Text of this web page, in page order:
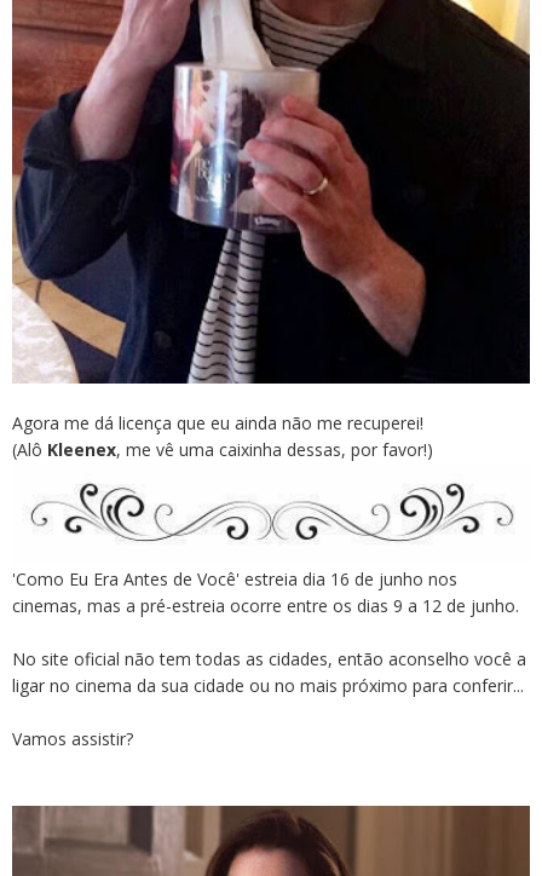
Agora me dá licença que eu ainda não me recuperei!
(Alô Kleenex, me vê uma caixinha dessas, por favor!)
'Como Eu Era Antes de Você' estreia dia 16 de junho nos
cinemas, mas a pré-estreia ocorre entre os dias 9 a 12 de junho.
No site oficial não tem todas as cidades, então aconselho você a
ligar no cinema da sua cidade ou no mais próximo para conferir...
Vamos assistir?